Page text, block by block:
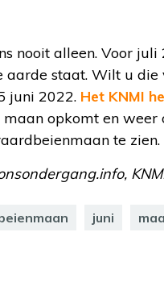
nooit alleen. Voor
staat. Wilt u
juni 2022. Het KNMI
opkomt en
te zien.
juni